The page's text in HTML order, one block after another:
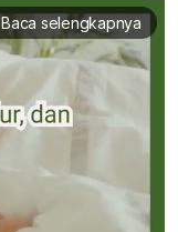
Baca selengkapnya